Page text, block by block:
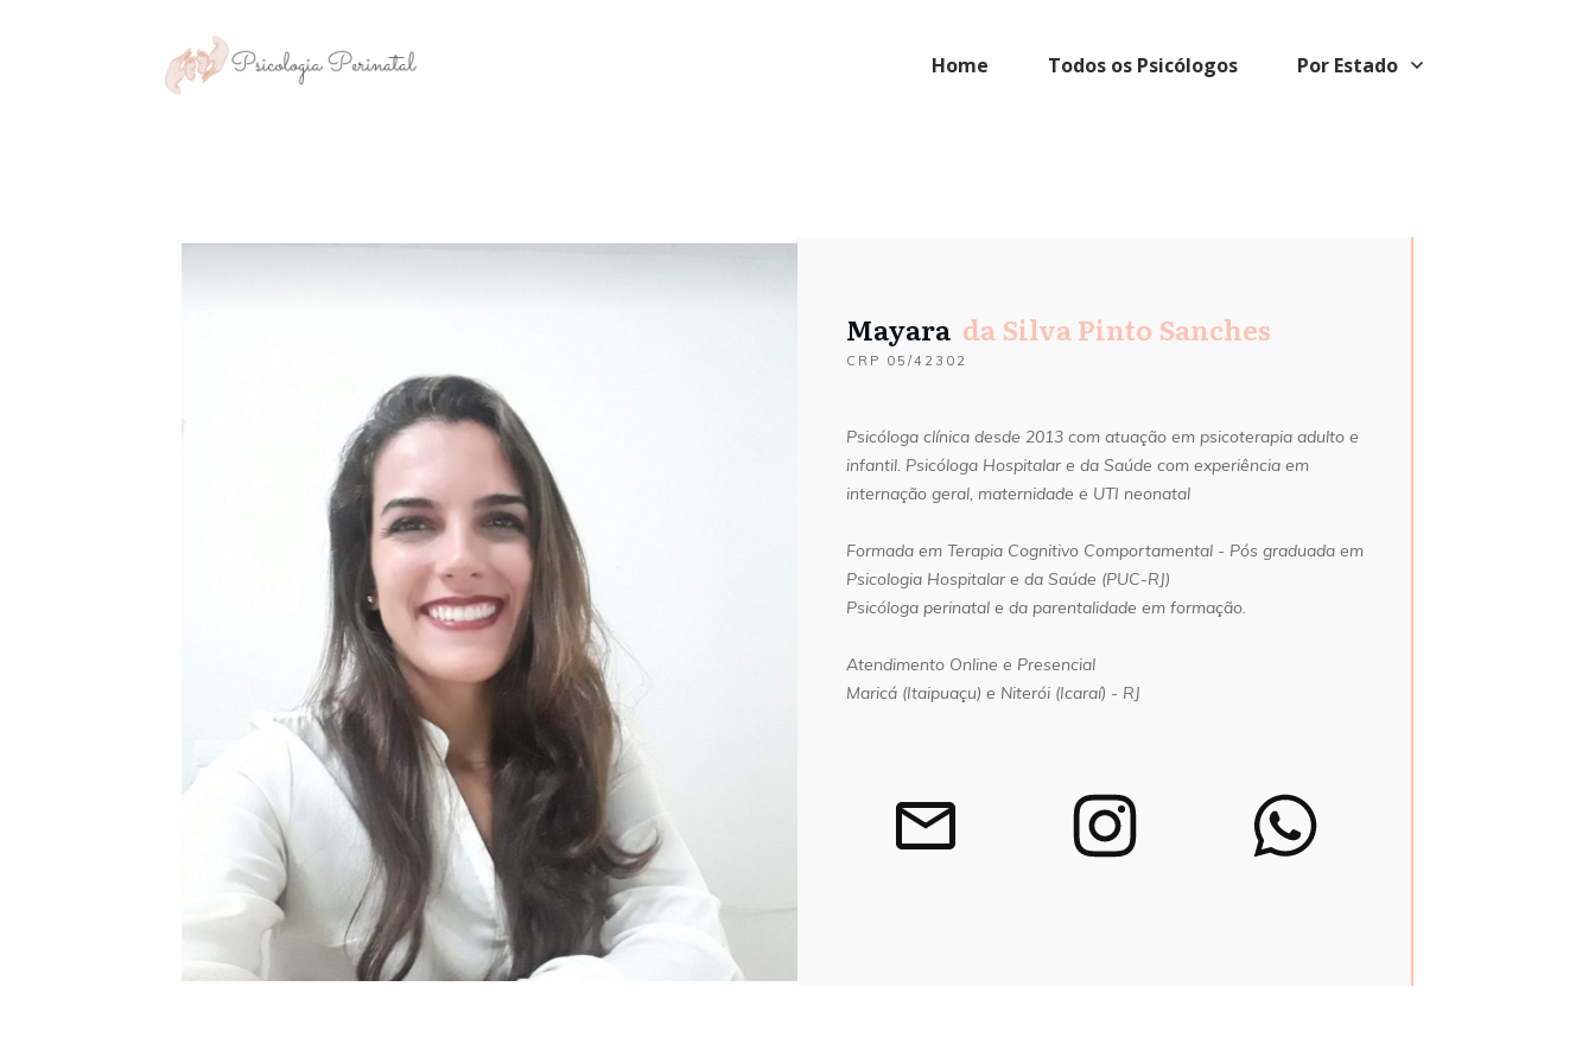
Home Todos os Psicólogos Por Estado
Mayara da Silva Pinto Sanches
CRP 05/42302
Psicóloga clínica desde 2013 com atuação em psicoterapia adulto e
infantil. Psicóloga Hospitalar e da Saúde com experiência em
internação geral, maternidade e UTI neonatal
Formada em Terapia Cognitivo Comportamental - Pós graduada em
Psicologia Hospitalar e da Saúde (PUC-RJ)
Psicóloga perinatal e da parentalidade em formação.
Atendimento Online e Presencial
Maricá (Itaipuaçu) e Niterói (Icaraí) - RJ